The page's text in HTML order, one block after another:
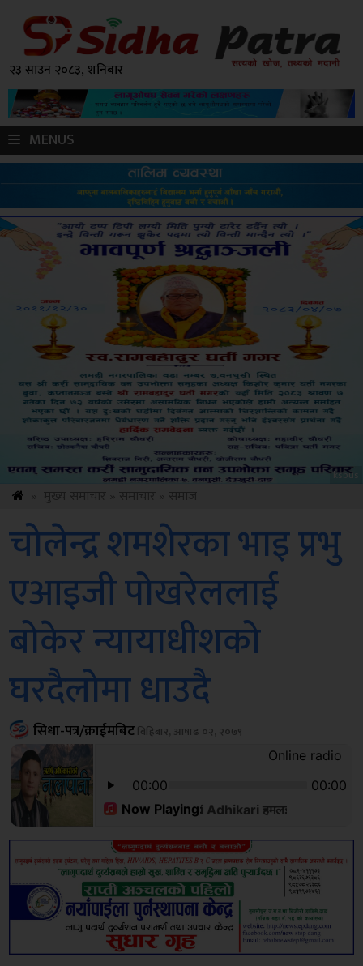
२३ साउन २०८३, शनिबार
MENUS
Sdc
चोलेन्द्र शमशेरका भाइ प्रभु
एआइजी पोखरेललाई
बोकेर न्यायाधीशको
घरदैलोमा धाउदै
सिधा-पत्र/क्राईमबिटबिहिबार, आषाढ ०२, २०७९